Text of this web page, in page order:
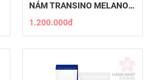
NÁM TRANSINO MELANO
SIGNAL ESSENCE
1.200.000đ